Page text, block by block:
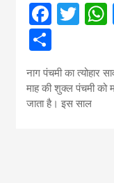
नाग पंचमी का त्योहार
माह की शुक्ल पंचमी को
जाता है। इस साल